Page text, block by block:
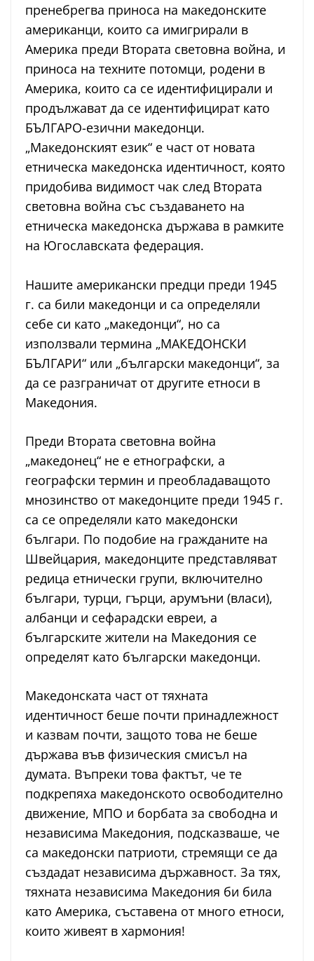
пренебрегва приноса на македонските
американци, които са имигрирали в
Америка преди Втората световна война, и
приноса на техните потомци, родени в
Америка, които са се идентифицирали и
продължават да се идентифицират като
БЪЛГАРО-езични македонци.
„Македонският език“ е част от новата
етническа македонска идентичност, която
придобива видимост чак след Втората
световна война със създаването на
етническа македонска държава в рамките
на Югославската федерация.
Нашите американски предци преди 1945
г. са били македонци и са определяли
себе си като „македонци“, но са
използвали термина „МАКЕДОНСКИ
БЪЛГАРИ“ или „български македонци“, за
да се разграничат от другите етноси в
Македония.
Преди Втората световна война
„македонец“ не е етнографски, а
географски термин и преобладаващото
мнозинство от македонците преди 1945 г.
са се определяли като македонски
българи. По подобие на гражданите на
Швейцария, македонците представляват
редица етнически групи, включително
българи, турци, гърци, арумъни (власи),
албанци и сефарадски евреи, а
българските жители на Македония се
определят като български македонци.
Македонската част от тяхната
идентичност беше почти принадлежност
и казвам почти, защото това не беше
държава във физическия смисъл на
думата. Въпреки това фактът, че те
подкрепяха македонското освободително
движение, МПО и борбата за свободна и
независима Македония, подсказваше, че
са македонски патриоти, стремящи се да
създадат независима държавност. За тях,
тяхната независима Македония би била
като Америка, съставена от много етноси,
които живеят в хармония!